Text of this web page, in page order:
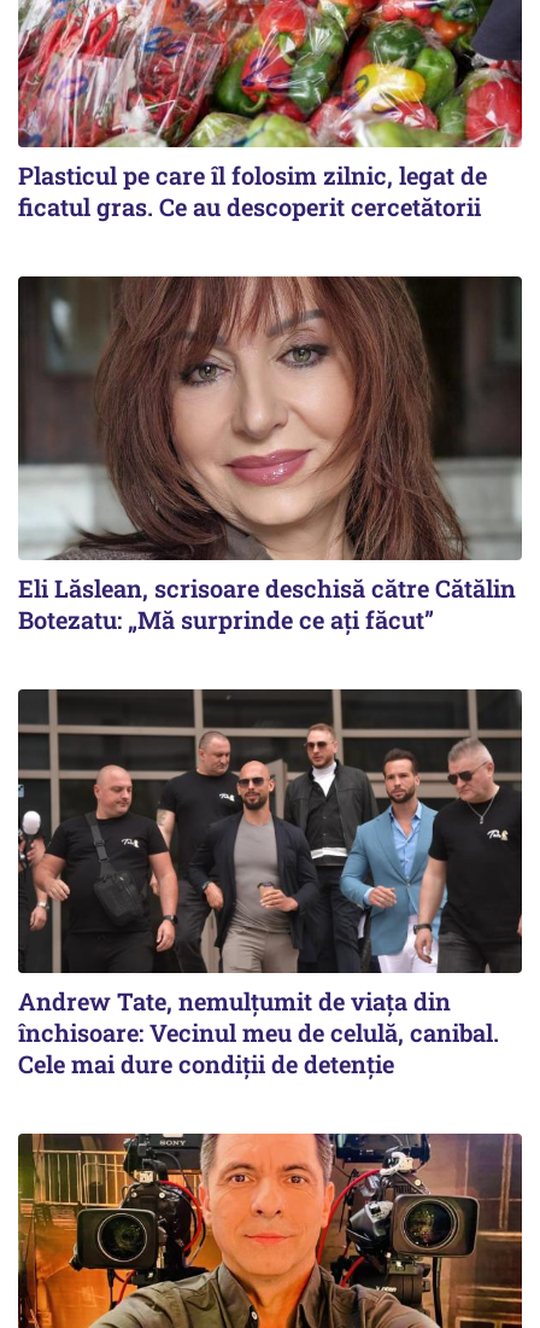
Plasticul pe care îl folosim zilnic, legat de
ficatul gras. Ce au descoperit cercetătorii
Eli Lăslean, scrisoare deschisă către Cătălin
Botezatu: „Mă surprinde ce ați făcut”
Andrew Tate, nemulțumit de viața din
închisoare: Vecinul meu de celulă, canibal.
Cele mai dure condiții de detenție